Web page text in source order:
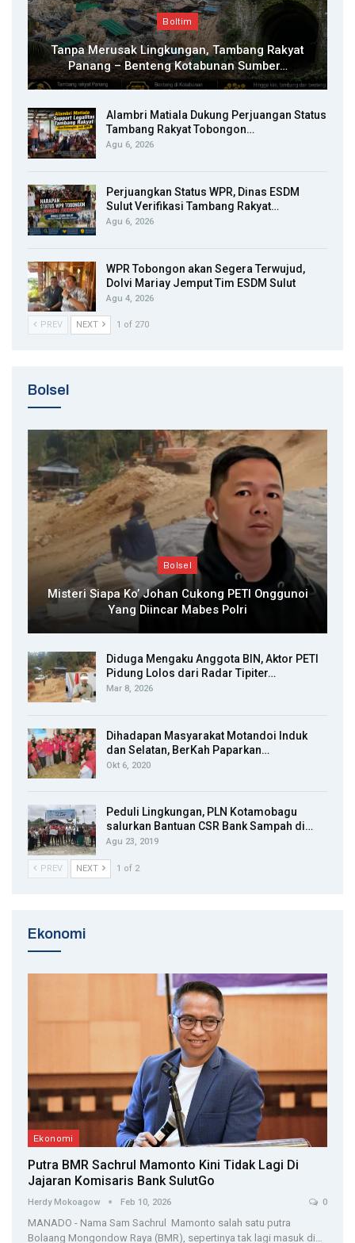
Boltim
Tanpa Merusak Lingkungan, Tambang Rakyat
Panang – Benteng Kotabunan Sumber…
Alambri Matiala Dukung Perjuangan Status
Tambang Rakyat Tobongon…
Agu 6, 2026
Perjuangkan Status WPR, Dinas ESDM
Sulut Verifikasi Tambang Rakyat…
Agu 6, 2026
WPR Tobongon akan Segera Terwujud,
Dolvi Mariay Jemput Tim ESDM Sulut
Agu 4, 2026
PREV NEXT 1 of 270
Bolsel
Bolsel
Misteri Siapa Ko’ Johan Cukong PETI Onggunoi
Yang Diincar Mabes Polri
Diduga Mengaku Anggota BIN, Aktor PETI
Pidung Lolos dari Radar Tipiter…
Mar 8, 2026
Dihadapan Masyarakat Motandoi Induk
dan Selatan, BerKah Paparkan…
Okt 6, 2020
Peduli Lingkungan, PLN Kotamobagu
salurkan Bantuan CSR Bank Sampah di…
Agu 23, 2019
PREV NEXT 1 of 2
Ekonomi
Ekonomi
Putra BMR Sachrul Mamonto Kini Tidak Lagi Di
Jajaran Komisaris Bank SulutGo
Herdy Mokoagow Feb 10, 2026 0
MANADO - Nama Sam Sachrul Mamonto salah satu putra
Bolaang Mongondow Raya (BMR), sepertinya tak lagi masuk di…